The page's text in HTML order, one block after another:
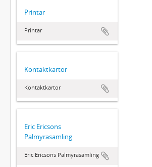
Printar
Printar
Kontaktkartor
Kontaktkartor
Eric Ericsons
Palmyrasamling
Eric Ericsons Palmyrasamling